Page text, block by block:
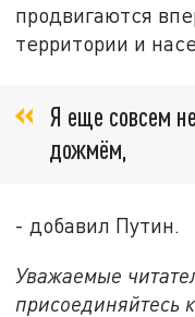
продвигаются
территории и
Я еще совсем
дожмём,
- добавил Путин.
Уважаемые
присоединяйтесь